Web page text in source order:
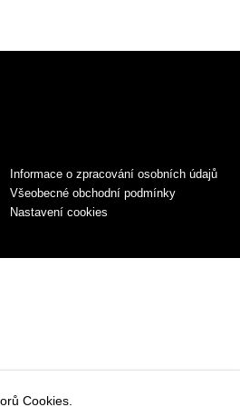
Informace o zpracování osobních údajů
Všeobecné obchodní podmínky
Nastavení cookies
Cookies.